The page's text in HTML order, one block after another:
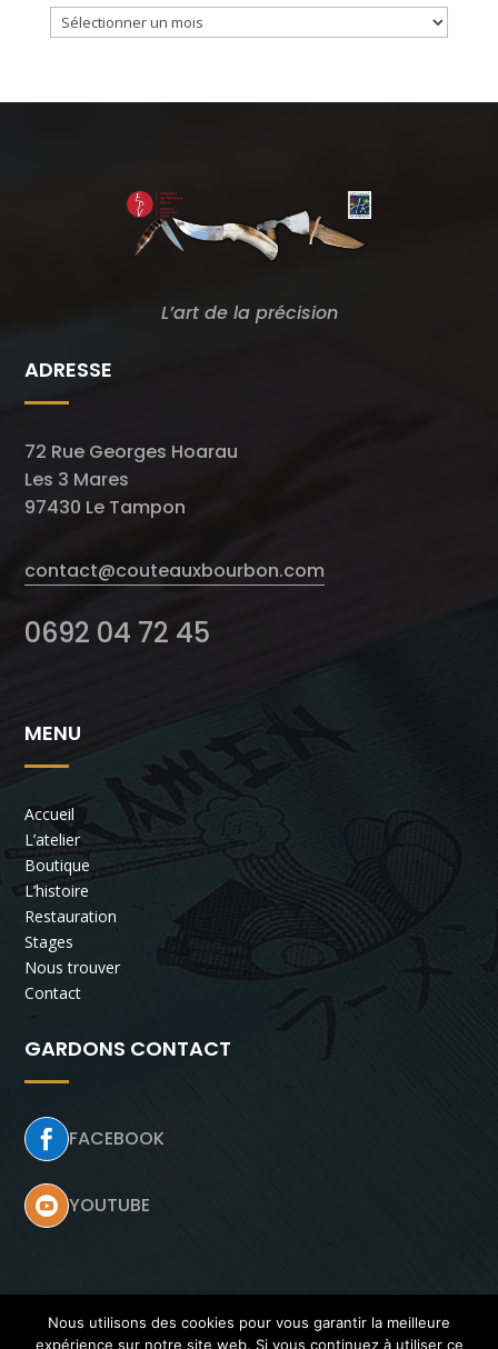
Archives
du
L’art de la précision
ADRESSE
72 Rue Georges Hoarau
Les 3 Mares
97430 Le Tampon
contact@couteauxbourbon.com
0692 04 72 45
MENU
Accueil
L’atelier
Boutique
L’histoire
Restauration
Stages
Nous trouver
Contact
GARDONS CONTACT
 FACEBOOK
 YOUTUBE
Nous utilisons des cookies pour vous garantir la meilleure
expérience sur notre site web. Si vous continuez à utiliser ce